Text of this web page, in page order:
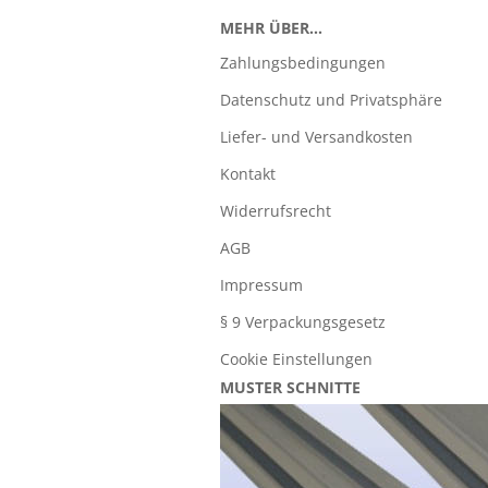
MEHR ÜBER...
Zahlungsbedingungen
Datenschutz und Privatsphäre
Liefer- und Versandkosten
Kontakt
Widerrufsrecht
AGB
Impressum
§ 9 Verpackungsgesetz
Cookie Einstellungen
MUSTER SCHNITTE